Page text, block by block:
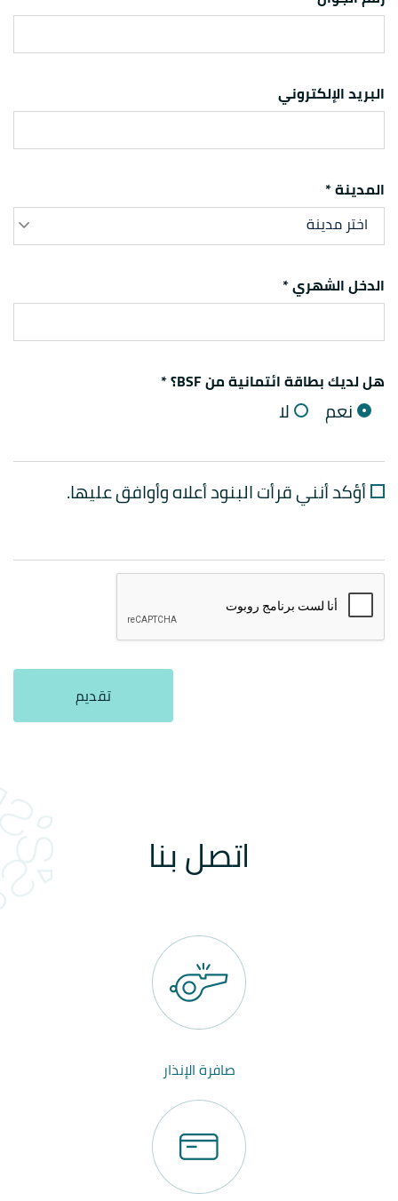
البريد الإلكتروني
المدينة *
اختر مدينة
الدخل الشهري *
هل لديك بطاقة ائتمانية من BSF؟ *
نعم لا
أؤكد أنني قرأت البنود أعلاه وأوافق عليها.
تقديم
اتصل بنا
صافرة الإنذار